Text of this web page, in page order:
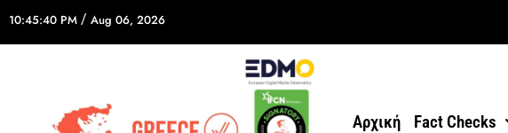
10:45:40 PM / Aug 06, 2026
Αρχική Fact Checks